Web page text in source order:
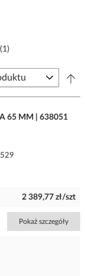
(1)
65 MM | 638051
2 389,77 zł/szt
Pokaż szczegóły